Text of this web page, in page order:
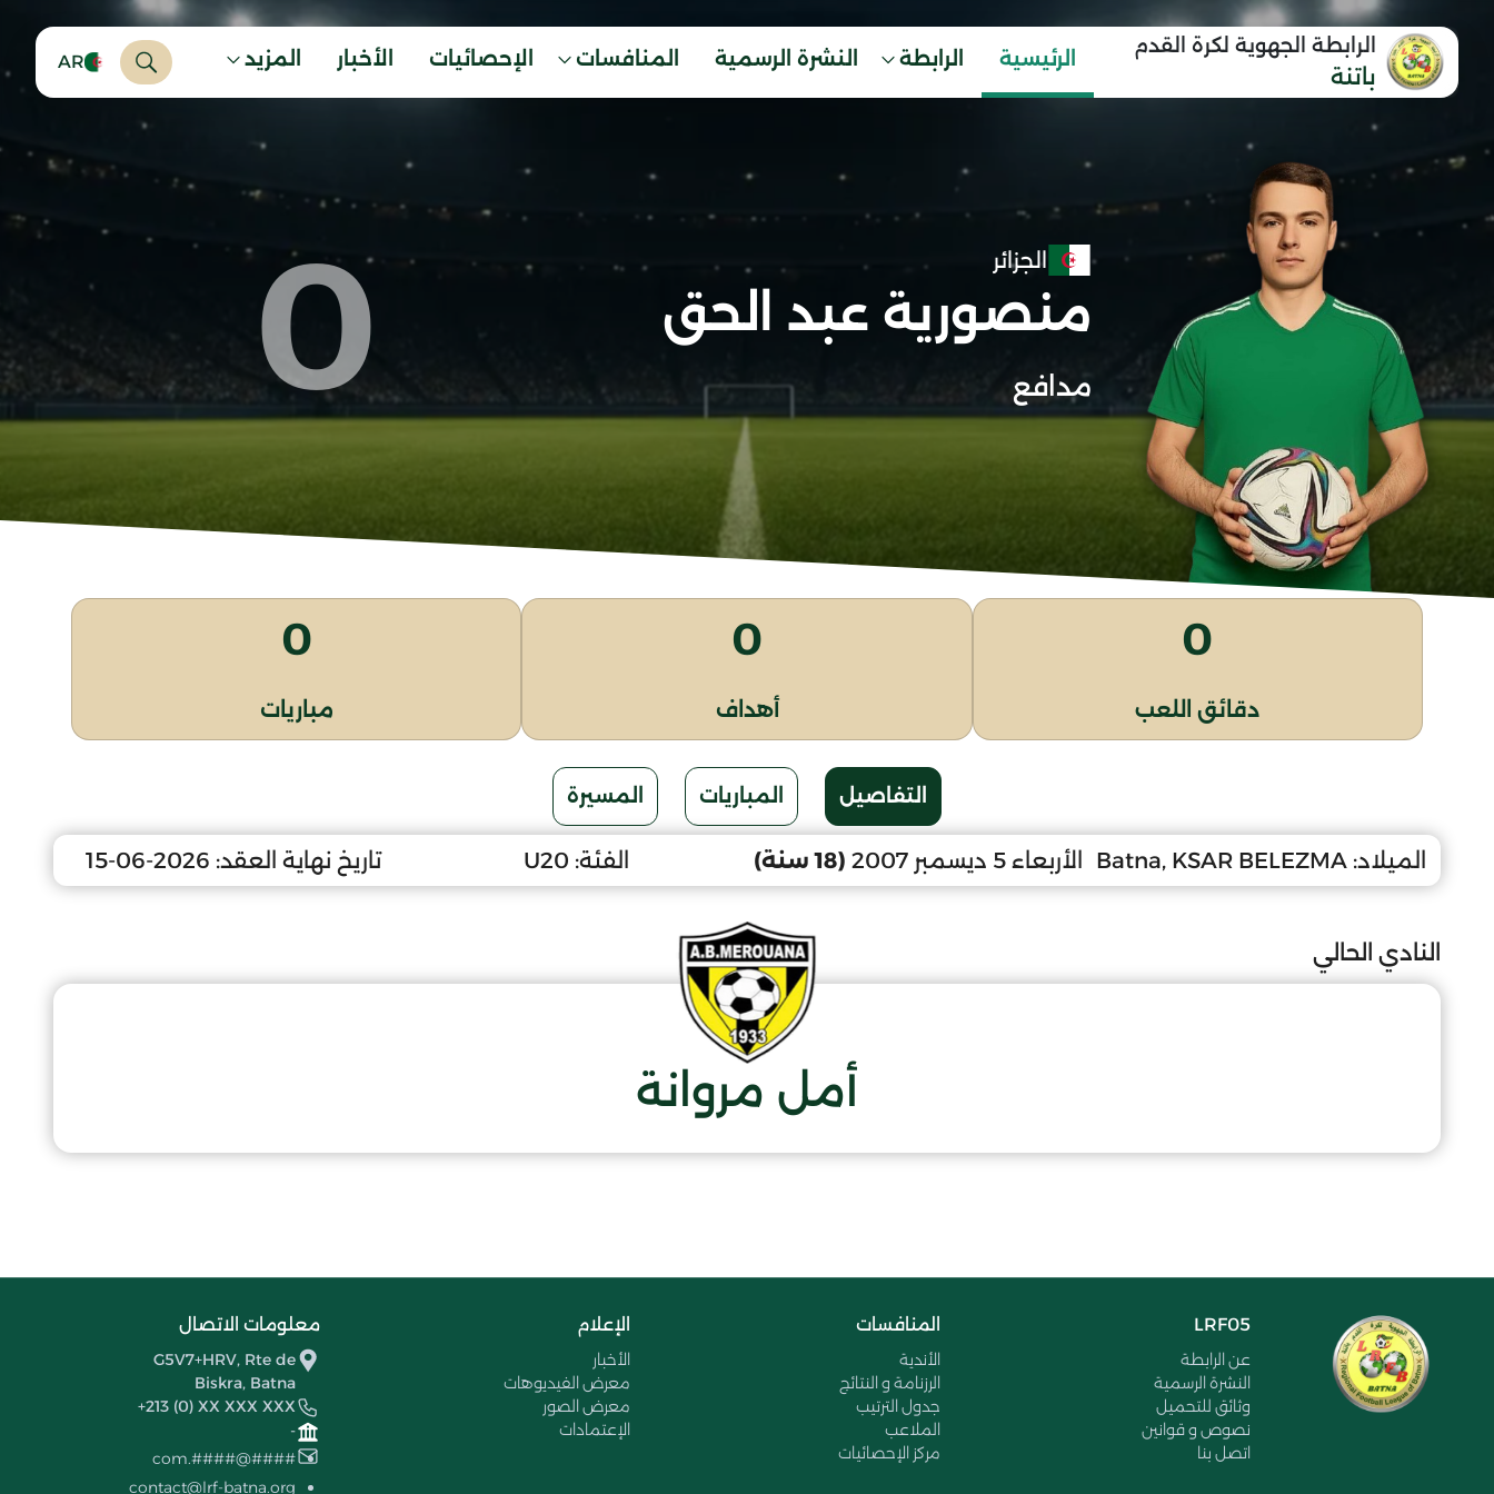
الرابطة الجهوية لكرة القدم
باتنة
الرئيسية الرابطة النشرة الرسمية المنافسات الإحصائيات الأخبار المزيد AR
الجزائر
منصورية عبد الحق
مدافع 0
0
دقائق اللعب
0
أهداف
0
مباريات
التفاصيل المباريات المسيرة
الميلاد: Batna, KSAR BELEZMA الأربعاء 5 ديسمبر 2007 (18 سنة) الفئة: U20 تاريخ نهاية العقد: 2026-06-15
النادي الحالي
أمل مروانة
LRF05
عن الرابطة
النشرة الرسمية
وثائق للتحميل
نصوص و قوانين
اتصل بنا
المنافسات
الأندية
الرزنامة و النتائج
جدول الترتيب
الملاعب
مركز الإحصائيات
الإعلام
الأخبار
معرض الفيديوهات
معرض الصور
الإعتمادات
معلومات الاتصال
G5V7+HRV, Rte de
Biskra, Batna
+213 (0) XX XXX XXX
-
####@####.com
contact@lrf-batna.org